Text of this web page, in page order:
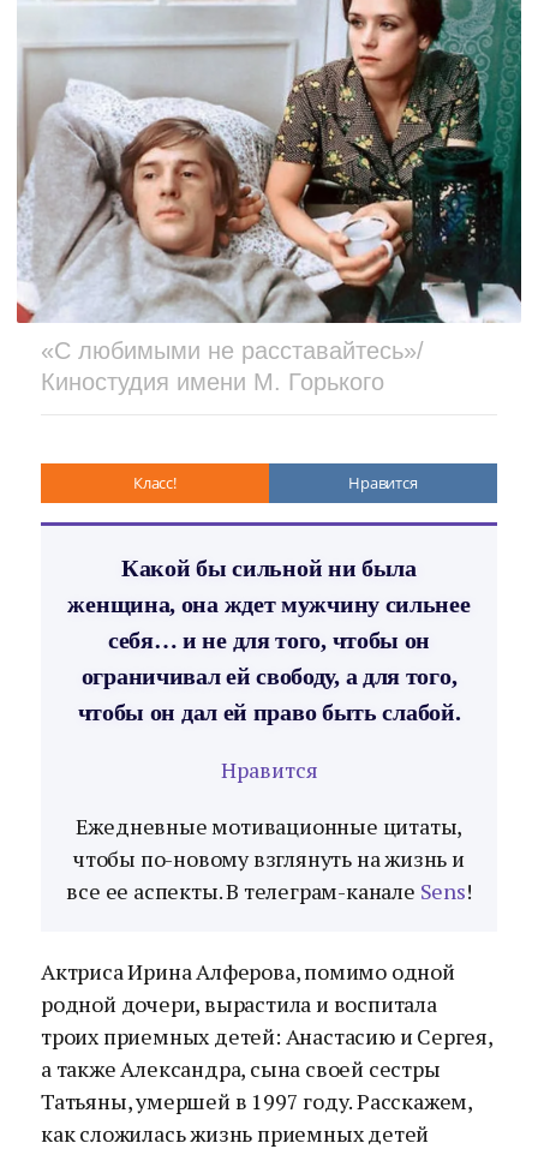
«С любимыми не расставайтесь»/
Киностудия имени М. Горького
Класс! Нравится
Какой бы сильной ни была
женщина, она ждет мужчину сильнее
себя… и не для того, чтобы он
ограничивал ей свободу, а для того,
чтобы он дал ей право быть слабой.
Нравится
Ежедневные мотивационные цитаты,
чтобы по-новому взглянуть на жизнь и
все ее аспекты. В телеграм-канале Sens!
Актриса Ирина Алферова, помимо одной
родной дочери, вырастила и воспитала
троих приемных детей: Анастасию и Сергея,
а также Александра, сына своей сестры
Татьяны, умершей в 1997 году. Расскажем,
как сложилась жизнь приемных детей